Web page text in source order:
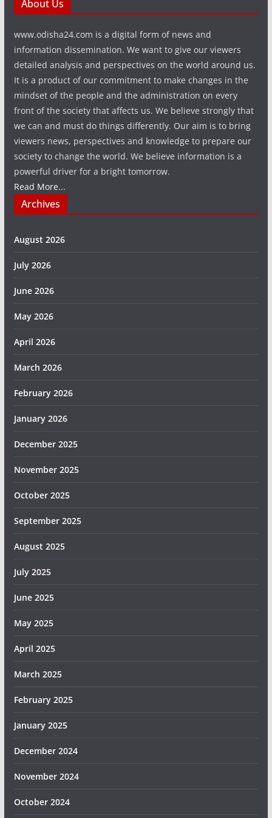
About Us
www.odisha24.com is a digital form of news and
information dissemination. We want to give our viewers
detailed analysis and perspectives on the world around us.
It is a product of our commitment to make changes in the
mindset of the people and the administration on every
front of the society that affects us. We believe strongly that
we can and must do things differently. Our aim is to bring
viewers news, perspectives and knowledge to prepare our
society to change the world. We believe information is a
powerful driver for a bright tomorrow.
Read More...
Archives
August 2026
July 2026
June 2026
May 2026
April 2026
March 2026
February 2026
January 2026
December 2025
November 2025
October 2025
September 2025
August 2025
July 2025
June 2025
May 2025
April 2025
March 2025
February 2025
January 2025
December 2024
November 2024
October 2024